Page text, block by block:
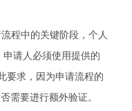
程中的关键阶段，个人
请人必须使用提供的
要求，因为申请流程的
需要进行额外验证。